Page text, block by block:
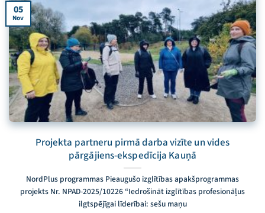
Projekta partneru pirmā darba vizīte un vides
pārgājiens-ekspedīcija Kauņā
NordPlus programmas Pieaugušo izglītības apakšprogrammas
projekts Nr. NPAD-2025/10226 “Iedrošināt izglītības profesionāļus
ilgtspējīgai līderībai: sešu maņu
05
Nov